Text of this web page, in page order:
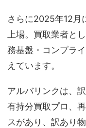
さらに2025年12月
上場。買取業者と
務基盤・コンプラ
えています。
アルバリンクは、
有持分買取プロ、
スがあり、訳あり